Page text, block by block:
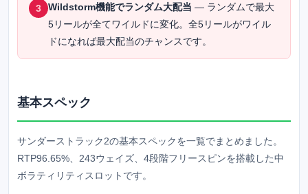
3 Wildstorm機能でランダム大配当 — ランダムで最大
5リールが全てワイルドに変化。全5リールがワイル
ドになれば最大配当のチャンスです。
基本スペック
サンダーストラック2の基本スペックを一覧でまとめました。
RTP96.65%、243ウェイズ、4段階フリースピンを搭載した中
ボラティリティスロットです。